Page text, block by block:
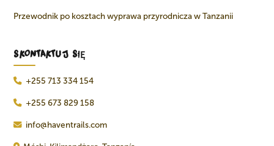
Przewodnik po kosztach wyprawa przyrodnicza w Tanzanii
SKONTAKTUJ SIĘ
+255 713 334 154
+255 673 829 158
info@haventrails.com